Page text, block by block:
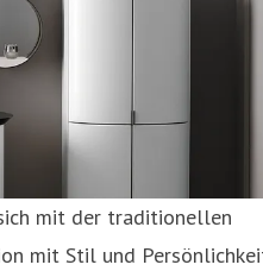
mit der traditionellen
mit Stil und